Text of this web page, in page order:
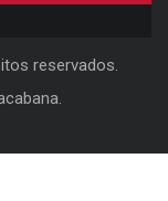
reservados.
.